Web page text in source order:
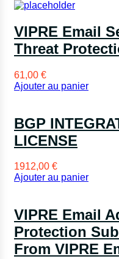
VIPRE Email
Threat
61,00 €
Ajouter au panier
BGP
LICENSE
1912,00 €
Ajouter au panier
VIPRE Email
Protection
From VIPRE